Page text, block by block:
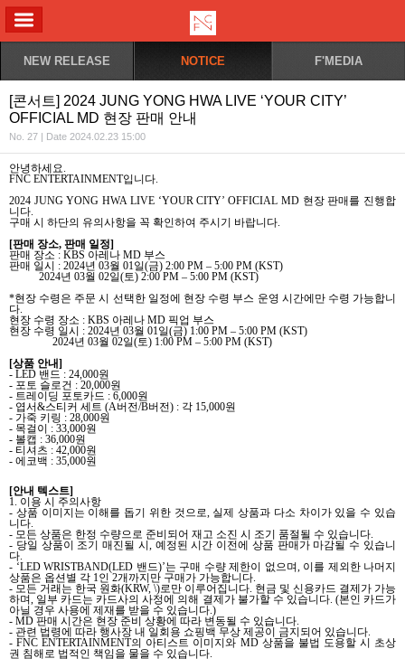
NEW RELEASE NOTICE F'MEDIA
[콘서트] 2024 JUNG YONG HWA LIVE ‘YOUR CITY’
OFFICIAL MD 현장 판매 안내
No. 27 | Date 2024.02.23 15:00
안녕하세요.
FNC ENTERTAINMENT입니다.
2024 JUNG YONG HWA LIVE ‘YOUR CITY’ OFFICIAL MD 현장 판매를 진행합
니다.
구매 시 하단의 유의사항을 꼭 확인하여 주시기 바랍니다.
[판매 장소, 판매 일정]
판매 장소 : KBS 아레나 MD 부스
판매 일시 : 2024년 03월 01일(금) 2:00 PM – 5:00 PM (KST)
2024년 03월 02일(토) 2:00 PM – 5:00 PM (KST)
*현장 수령은 주문 시 선택한 일정에 현장 수령 부스 운영 시간에만 수령 가능합니
다.
현장 수령 장소 : KBS 아레나 MD 픽업 부스
현장 수령 일시 : 2024년 03월 01일(금) 1:00 PM – 5:00 PM (KST)
2024년 03월 02일(토) 1:00 PM – 5:00 PM (KST)
[상품 안내]
- LED 밴드 : 24,000원
- 포토 슬로건 : 20,000원
- 트레이딩 포토카드 : 6,000원
- 엽서&스티커 세트 (A버전/B버전) : 각 15,000원
- 가죽 키링 : 28,000원
- 목걸이 : 33,000원
- 볼캡 : 36,000원
- 티셔츠 : 42,000원
- 에코백 : 35,000원
[안내 텍스트]
1. 이용 시 주의사항
- 상품 이미지는 이해를 돕기 위한 것으로, 실제 상품과 다소 차이가 있을 수 있습
니다.
- 모든 상품은 한정 수량으로 준비되어 재고 소진 시 조기 품절될 수 있습니다.
- 당일 상품이 조기 매진될 시 , 예정된 시간 이전에 상품 판매가 마감될 수 있습니
다.
- ‘LED WRISTBAND(LED 밴드)’는 구매 수량 제한이 없으며, 이를 제외한 나머지
상품은 옵션별 각 1인 2개까지만 구매가 가능합니다.
- 모든 거래는 한국 원화(KRW, \)로만 이루어집니다. 현금 및 신용카드 결제가 가능
하며, 일부 카드는 카드사의 사정에 의해 결제가 불가할 수 있습니다. (본인 카드가
아닐 경우 사용에 제재를 받을 수 있습니다.)
- MD 판매 시간은 현장 준비 상황에 따라 변동될 수 있습니다.
- 관련 법령에 따라 행사장 내 일회용 쇼핑백 무상 제공이 금지되어 있습니다.
- FNC ENTERTAINMENT의 아티스트 이미지와 MD 상품을 불법 도용할 시 초상
권 침해로 법적인 책임을 물을 수 있습니다.